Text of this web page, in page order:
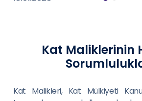
Kat Maliklerinin
Kat Malikleri, Kat Mülkiyeti